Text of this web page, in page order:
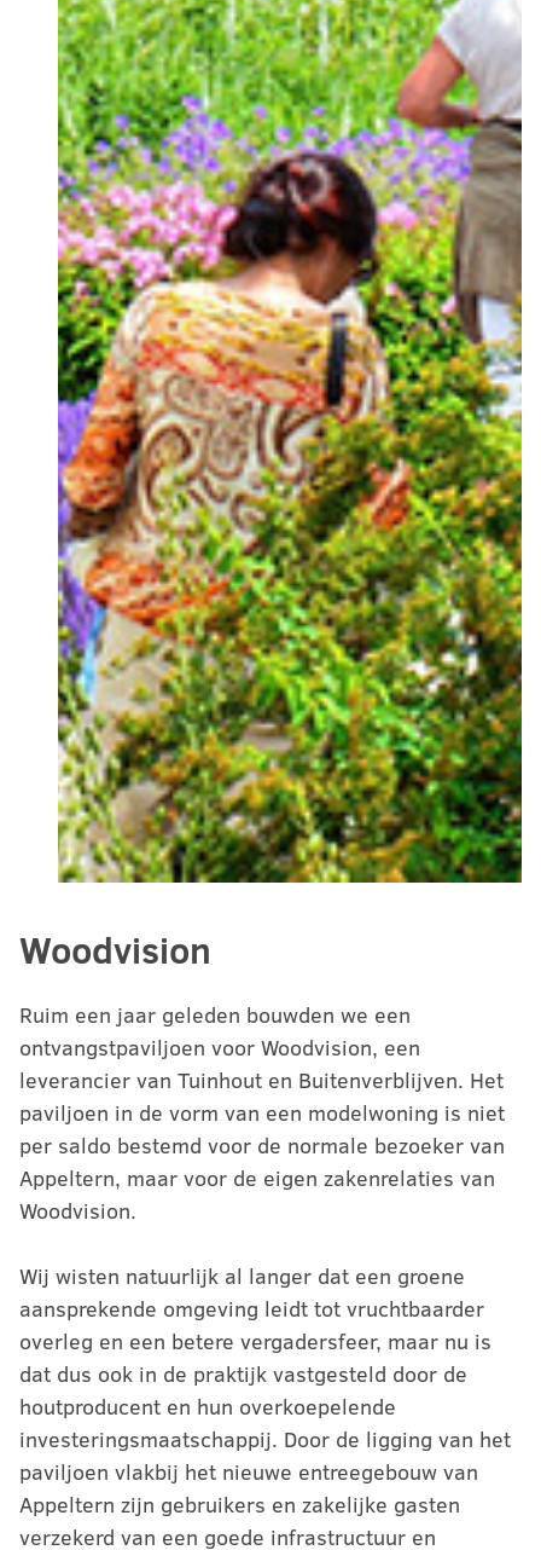
Woodvision
Ruim een jaar geleden bouwden we een
ontvangstpaviljoen voor Woodvision, een
leverancier van Tuinhout en Buitenverblijven. Het
paviljoen in de vorm van een modelwoning is niet
per saldo bestemd voor de normale bezoeker van
Appeltern, maar voor de eigen zakenrelaties van
Woodvision.
Wij wisten natuurlijk al langer dat een groene
aansprekende omgeving leidt tot vruchtbaarder
overleg en een betere vergadersfeer, maar nu is
dat dus ook in de praktijk vastgesteld door de
houtproducent en hun overkoepelende
investeringsmaatschappij. Door de ligging van het
paviljoen vlakbij het nieuwe entreegebouw van
Appeltern zijn gebruikers en zakelijke gasten
verzekerd van een goede infrastructuur en